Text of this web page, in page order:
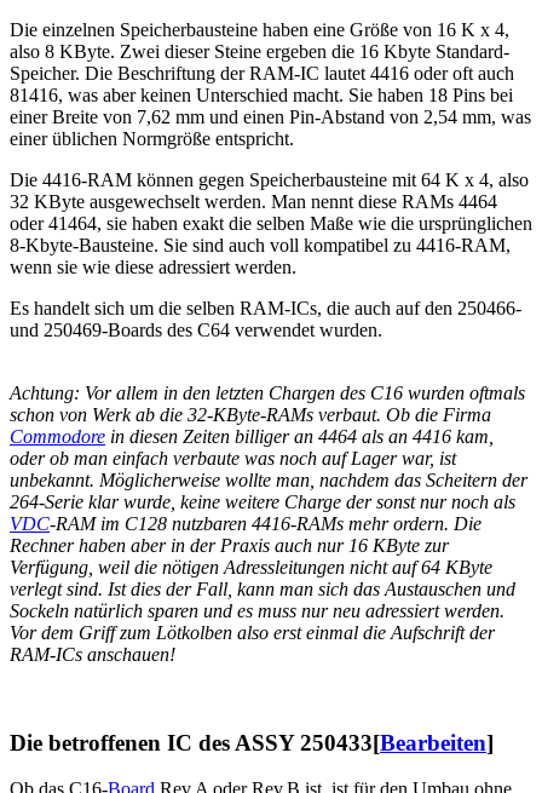
Die einzelnen Speicherbausteine haben eine Größe von 16 K x 4,
also 8 KByte. Zwei dieser Steine ergeben die 16 Kbyte Standard-
Speicher. Die Beschriftung der RAM-IC lautet 4416 oder oft auch
81416, was aber keinen Unterschied macht. Sie haben 18 Pins bei
einer Breite von 7,62 mm und einen Pin-Abstand von 2,54 mm, was
einer üblichen Normgröße entspricht.
Die 4416-RAM können gegen Speicherbausteine mit 64 K x 4, also
32 KByte ausgewechselt werden. Man nennt diese RAMs 4464
oder 41464, sie haben exakt die selben Maße wie die ursprünglichen
8-Kbyte-Bausteine. Sie sind auch voll kompatibel zu 4416-RAM,
wenn sie wie diese adressiert werden.
Es handelt sich um die selben RAM-ICs, die auch auf den 250466-
und 250469-Boards des C64 verwendet wurden.
Achtung: Vor allem in den letzten Chargen des C16 wurden oftmals
schon von Werk ab die 32-KByte-RAMs verbaut. Ob die Firma
Commodore in diesen Zeiten billiger an 4464 als an 4416 kam,
oder ob man einfach verbaute was noch auf Lager war, ist
unbekannt. Möglicherweise wollte man, nachdem das Scheitern der
264-Serie klar wurde, keine weitere Charge der sonst nur noch als
VDC-RAM im C128 nutzbaren 4416-RAMs mehr ordern. Die
Rechner haben aber in der Praxis auch nur 16 KByte zur
Verfügung, weil die nötigen Adressleitungen nicht auf 64 KByte
verlegt sind. Ist dies der Fall, kann man sich das Austauschen und
Sockeln natürlich sparen und es muss nur neu adressiert werden.
Vor dem Griff zum Lötkolben also erst einmal die Aufschrift der
RAM-ICs anschauen!
Die betroffenen IC des ASSY 250433[Bearbeiten]